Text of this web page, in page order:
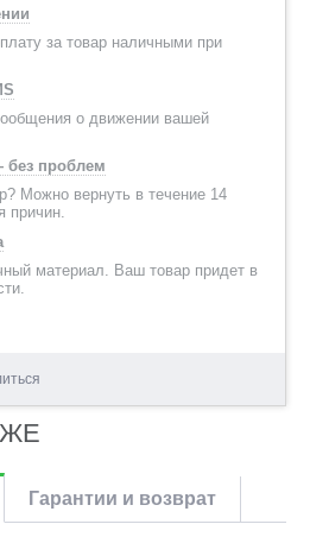
за товар наличными при
о движении вашей
без проблем
Можно вернуть в течение 14
причин.
материал. Ваш товар придет в
Гарантии и возврат